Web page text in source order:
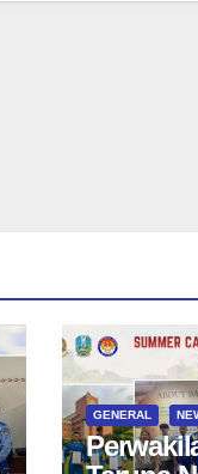
GENERAL